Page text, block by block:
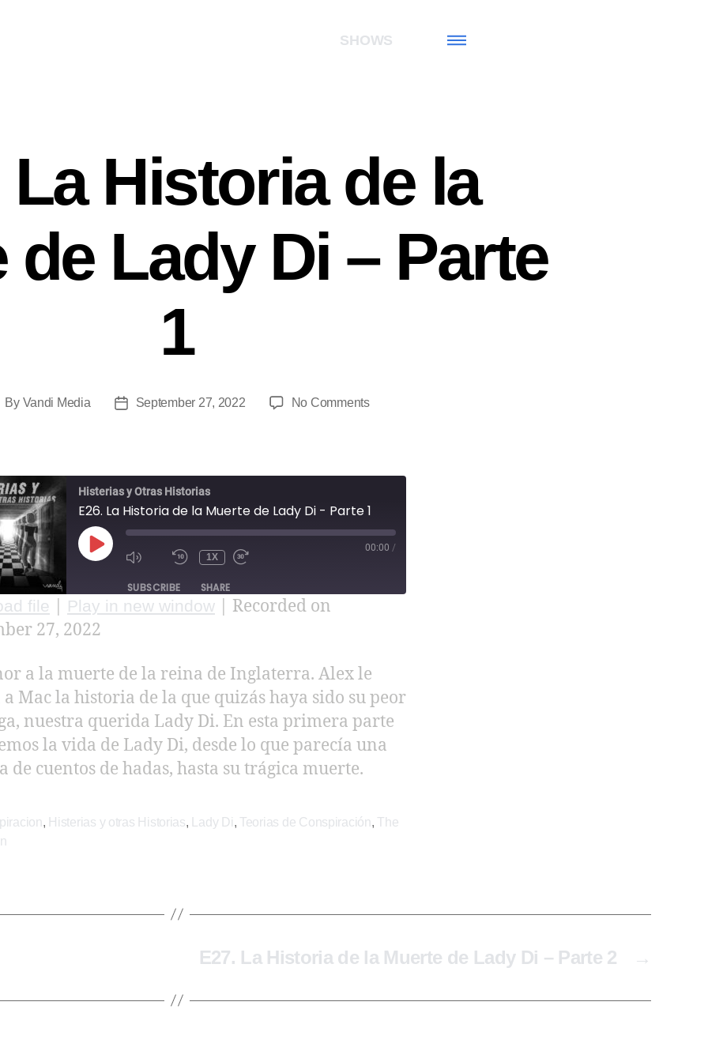
SHOWS
La Historia de la
de Lady Di – Parte
1
By Vandi Media September 27, 2022 No Comments
Histerias y Otras Historias
E26. La Historia de la Muerte de Lady Di - Parte 1
1X
00:00 /
SUBSCRIBE SHARE
file Play in new window
Recorded on
27, 2022
a la muerte de la reina de Inglaterra. Alex le
a Mac la historia de la que quizás haya sido su peor
nuestra querida Lady Di. En esta primera parte
la vida de Lady Di, desde lo que parecía una
de cuentos de hadas, hasta su trágica muerte.
, Histerias y otras Historias, Lady Di, Teorias de Conspiración, The
→
E27. La Historia de la Muerte de Lady Di – Parte 2